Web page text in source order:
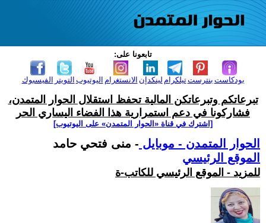
تابعونا على:
الفيسبوك التويتر اليوتيوب الانستغرام لينكدإن تيلكرامبنترست بودكاست
تبرعاتكم وتبرعاتكن المالية تحفظ استقلال الحوار المتمدن،
فشاركونا في دعم استمرارية هذا الفضاء اليساري الحر
[اشترك في قناة ‫«الحوار المتمدن» على اليوتيوب]
الحوار المتمدن - موبايل - منى فتحي حامد
الموقع الرئيسي
للمزيد - الموقع الرئيسي للكاتب-ة